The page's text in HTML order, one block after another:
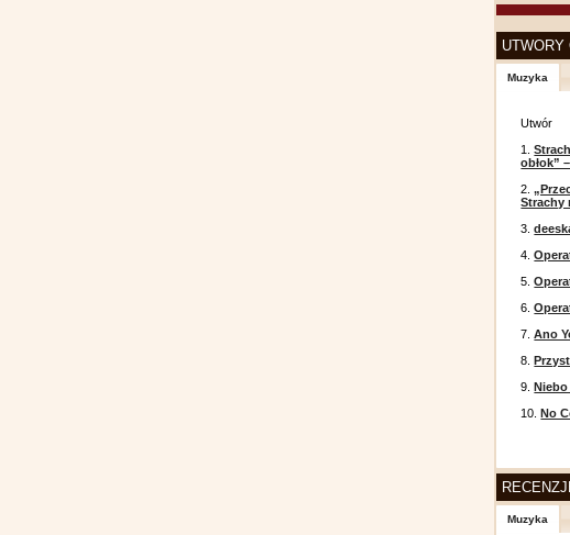
UTWORY
Muzyka
Utwór
1.
obłok”
2.
Strachy
3.
4.
5.
6.
7.Ano
8.
9.Niebo
10.No
Muzyka